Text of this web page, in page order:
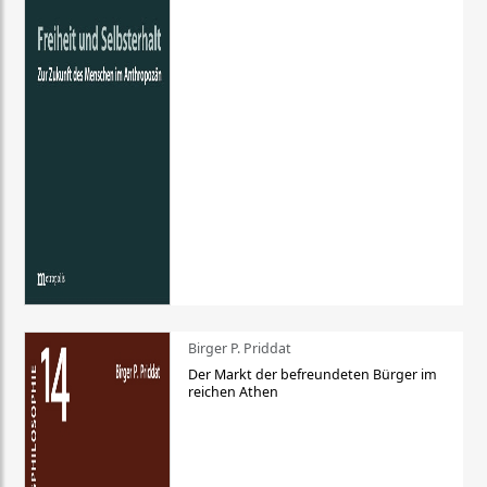
Birger P. Priddat
Der Markt der befreundeten Bürger im
reichen Athen